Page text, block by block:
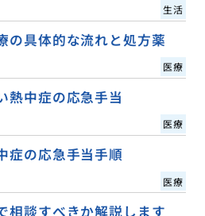
生活
の具体的な流れと処方薬
医療
熱中症の応急手当
医療
症の応急手当手順
医療
相談すべきか解説します